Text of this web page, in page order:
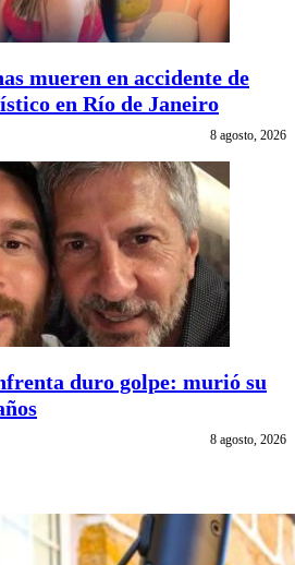
mueren en accidente de
en Río de Janeiro
8 agosto, 2026
duro golpe: murió su
8 agosto, 2026